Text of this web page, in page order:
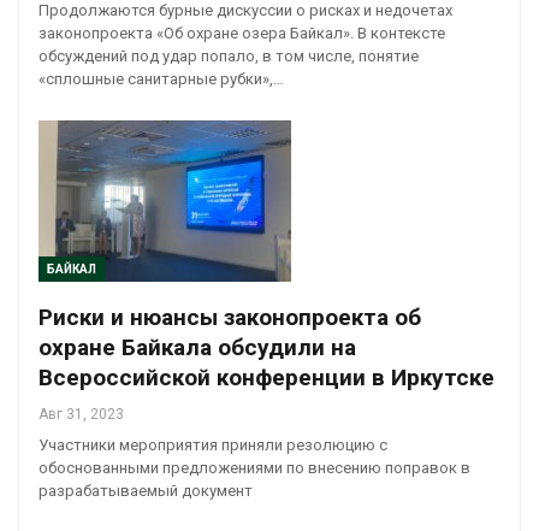
Продолжаются бурные дискуссии о рисках и недочетах
законопроекта «Об охране озера Байкал». В контексте
обсуждений под удар попало, в том числе, понятие
«сплошные санитарные рубки»,…
БАЙКАЛ
Риски и нюансы законопроекта об
охране Байкала обсудили на
Всероссийской конференции в Иркутске
Авг 31, 2023
Участники мероприятия приняли резолюцию с
обоснованными предложениями по внесению поправок в
разрабатываемый документ